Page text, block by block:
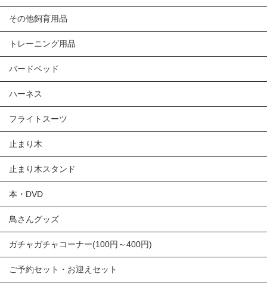
その他飼育用品
トレーニング用品
バードベッド
ハーネス
フライトスーツ
止まり木
止まり木スタンド
本・DVD
鳥さんグッズ
ガチャガチャコーナー(100円～400円)
ご予約セット・お迎えセット